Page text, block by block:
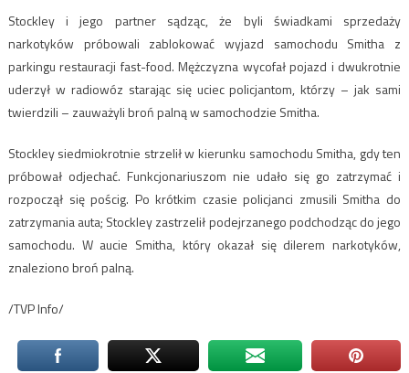
Stockley i jego partner sądząc, że byli świadkami sprzedaży
narkotyków próbowali zablokować wyjazd samochodu Smitha z
parkingu restauracji fast-food. Mężczyzna wycofał pojazd i dwukrotnie
uderzył w radiowóz starając się uciec policjantom, którzy – jak sami
twierdzili – zauważyli broń palną w samochodzie Smitha.
Stockley siedmiokrotnie strzelił w kierunku samochodu Smitha, gdy ten
próbował odjechać. Funkcjonariuszom nie udało się go zatrzymać i
rozpoczął się pościg. Po krótkim czasie policjanci zmusili Smitha do
zatrzymania auta; Stockley zastrzelił podejrzanego podchodząc do jego
samochodu. W aucie Smitha, który okazał się dilerem narkotyków,
znaleziono broń palną.
/TVP Info/